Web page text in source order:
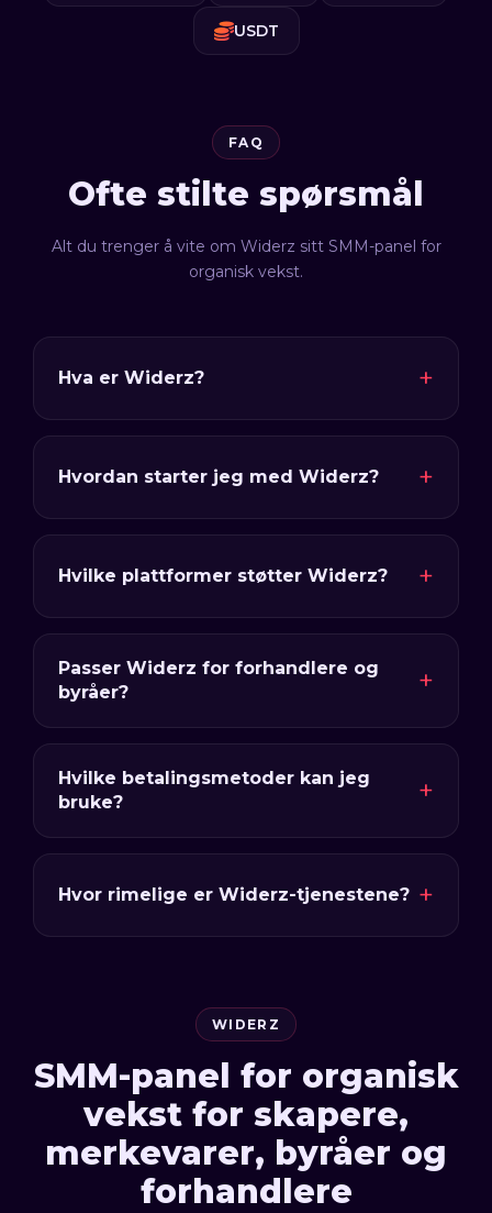
USDT
FAQ
Ofte stilte spørsmål
Alt du trenger å vite om Widerz sitt SMM-panel for
organisk vekst.
Hva er Widerz?
Hvordan starter jeg med Widerz?
Hvilke plattformer støtter Widerz?
Passer Widerz for forhandlere og
byråer?
Hvilke betalingsmetoder kan jeg
bruke?
Hvor rimelige er Widerz-tjenestene?
WIDERZ
SMM-panel for organisk
vekst for skapere,
merkevarer, byråer og
forhandlere